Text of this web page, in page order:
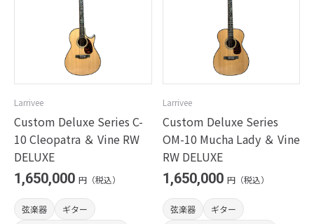
Larrivee
Custom Deluxe Series C-
10 Cleopatra ＆ Vine RW
DELUXE
1,650,000 円（税込）
弦楽器
ギター
Larrivee
Custom Deluxe Series
OM-10 Mucha Lady ＆ Vine
RW DELUXE
1,650,000 円（税込）
弦楽器
ギター